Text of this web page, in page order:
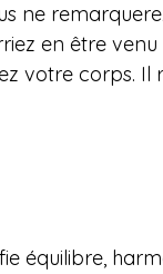
ne
en être
votre corps. Il
équilibre,